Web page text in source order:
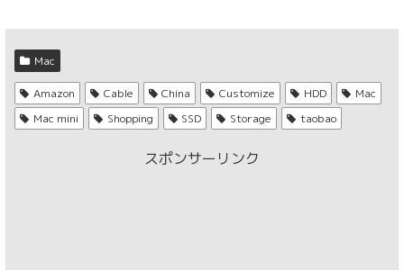
Mac
Amazon Cable China Customize HDD
Mac
Mac mini
Shopping SSD Storage taobao
スポンサーリンク